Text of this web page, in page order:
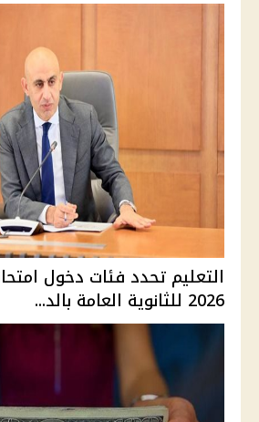
التعليم تحدد فئات دخول
2026 للثانوية العامة بالد...